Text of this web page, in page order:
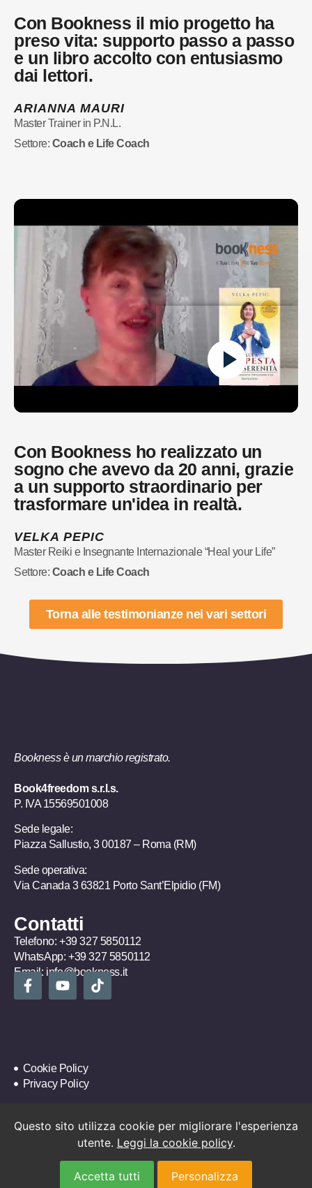
Con Bookness il mio progetto ha
preso vita: supporto passo a passo
e un libro accolto con entusiasmo
dai lettori.
ARIANNA MAURI
Master Trainer in P.N.L.
Settore: Coach e Life Coach
Con Bookness ho realizzato un
sogno che avevo da 20 anni, grazie
a un supporto straordinario per
trasformare un'idea in realtà.
VELKA PEPIC
Master Reiki e Insegnante Internazionale “Heal your Life”
Settore: Coach e Life Coach
Torna alle testimonianze nei vari settori
Bookness è un marchio registrato.
Book4freedom s.r.l.s.
P. IVA ​15569501008
Sede legale:
Piazza Sallustio, 3 00187 – Roma (RM)
Sede operativa:
Via Canada 3 63821 Porto Sant’Elpidio (FM)
Contatti
Telefono: +39 327 5850112
WhatsApp: +39 327 5850112
Email: info@bookness.it
Cookie Policy
Privacy Policy
Copyright © 2009-2026Book4freedom s.r.l.s
Questo sito utilizza cookie per migliorare l'esperienza
utente. Leggi la cookie policy.
Accetta tutti Personalizza